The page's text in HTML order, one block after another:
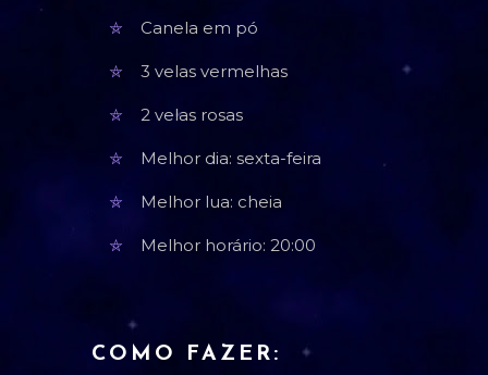
Canela em pó
3 velas vermelhas
2 velas rosas
Melhor dia: sexta-feira
Melhor lua: cheia
Melhor horário: 20:00
COMO FAZER: